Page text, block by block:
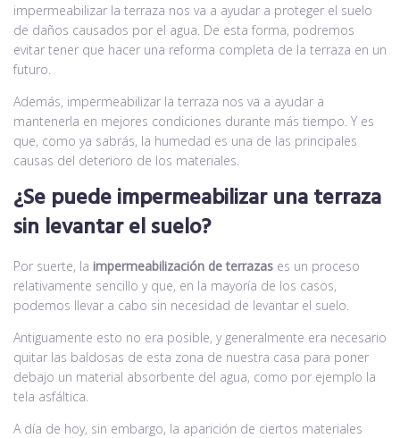
impermeabilizar la terraza nos va a ayudar a proteger el suelo
de daños causados por el agua. De esta forma, podremos
evitar tener que hacer una reforma completa de la terraza en un
futuro.
Además, impermeabilizar la terraza nos va a ayudar a
mantenerla en mejores condiciones durante más tiempo. Y es
que, como ya sabrás, la humedad es una de las principales
causas del deterioro de los materiales.
¿Se puede impermeabilizar una terraza
sin levantar el suelo?
Por suerte, la impermeabilización de terrazas es un proceso
relativamente sencillo y que, en la mayoría de los casos,
podemos llevar a cabo sin necesidad de levantar el suelo.
Antiguamente esto no era posible, y generalmente era necesario
quitar las baldosas de esta zona de nuestra casa para poner
debajo un material absorbente del agua, como por ejemplo la
tela asfáltica.
A día de hoy, sin embargo, la aparición de ciertos materiales